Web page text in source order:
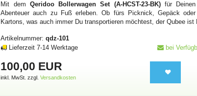
Mit dem Qeridoo Bollerwagen Set (A-HCST-23-BK)für Deinen
Abenteuer auch zu Fuß erleben. Ob fürs Picknick, Gepäck
Kartons, was auch immer Du transportieren möchtest, der Qubee ist
Artikelnummer:qdz-101
Lieferzeit 7-14 Werktage
bei
100,00 EUR
inkl. MwSt. zzgl.Versandkosten